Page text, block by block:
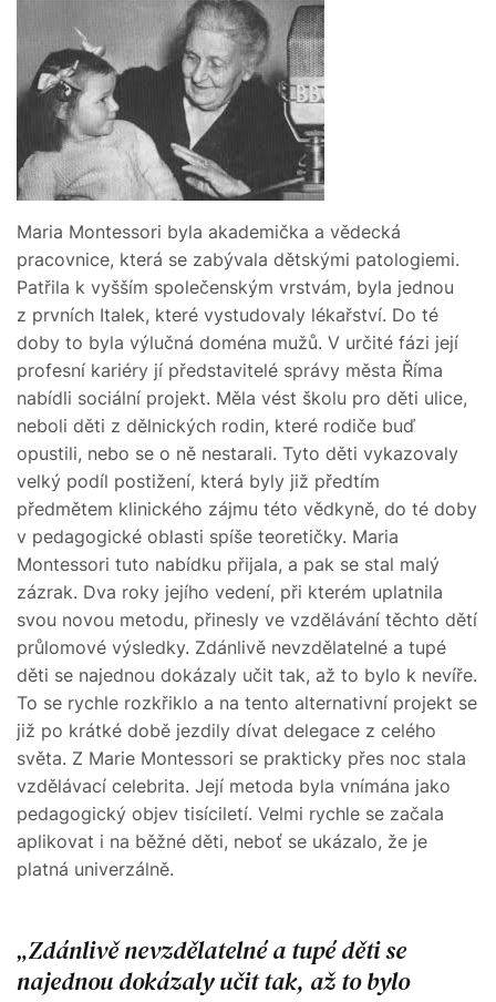
Maria Montessori byla akademička a vědecká
pracovnice, která se zabývala dětskými patologiemi.
Patřila k vyšším společenským vrstvám, byla jednou
z prvních Italek, které vystudovaly lékařství. Do té
doby to byla výlučná doména mužů. V určité fázi její
profesní kariéry jí představitelé správy města Říma
nabídli sociální projekt. Měla vést školu pro děti ulice,
neboli děti z dělnických rodin, které rodiče buď
opustili, nebo se o ně nestarali. Tyto děti vykazovaly
velký podíl postižení, která byly již předtím
předmětem klinického zájmu této vědkyně, do té doby
v pedagogické oblasti spíše teoretičky. Maria
Montessori tuto nabídku přijala, a pak se stal malý
zázrak. Dva roky jejího vedení, při kterém uplatnila
svou novou metodu, přinesly ve vzdělávání těchto dětí
průlomové výsledky. Zdánlivě nevzdělatelné a tupé
děti se najednou dokázaly učit tak, až to bylo k nevíře.
To se rychle rozkřiklo a na tento alternativní projekt se
již po krátké době jezdily dívat delegace z celého
světa. Z Marie Montessori se prakticky přes noc stala
vzdělávací celebrita. Její metoda byla vnímána jako
pedagogický objev tisíciletí. Velmi rychle se začala
aplikovat i na běžné děti, neboť se ukázalo, že je
platná univerzálně.
Zdánlivě nevzdělatelné a tupé děti se
najednou dokázaly učit tak, až to bylo